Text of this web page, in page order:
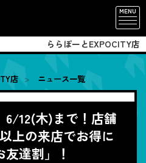
MENU
ららぽーとEXPOCITY店
店 ニュース一覧
6/12(木)まで！店舗
上の来店でお得に
達割」！